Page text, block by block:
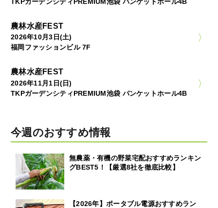
農林水産FEST
2026年10月3日(土)
福岡ファッションビル 7F
農林水産FEST
2026年11月1日(日)
TKPガーデンシティPREMIUM池袋 バンケットホール4B
今週のおすすめ情報
無農薬・有機の野菜宅配おすすめランキン
グBEST5！【厳選8社を徹底比較】
【2026年】ポータブル電源おすすめラン